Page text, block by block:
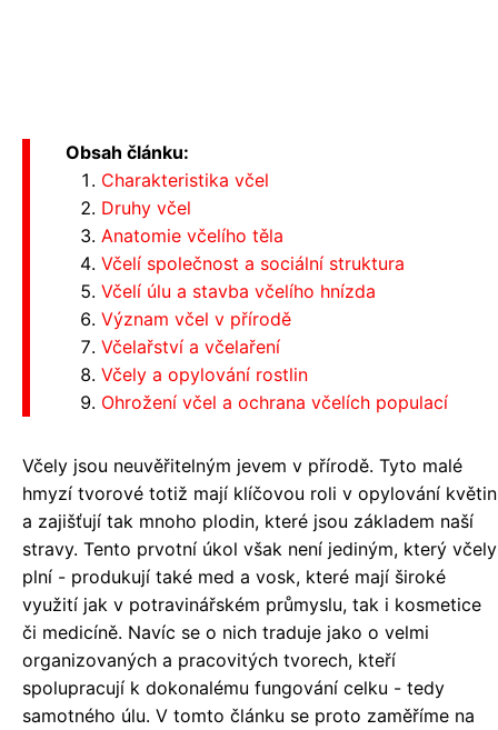
Obsah článku:
Charakteristika včel
Druhy včel
Anatomie včelího těla
Včelí společnost a sociální struktura
Včelí úlu a stavba včelího hnízda
Význam včel v přírodě
Včelařství a včelaření
Včely a opylování rostlin
Ohrožení včel a ochrana včelích populací
Včely jsou neuvěřitelným jevem v přírodě. Tyto malé
hmyzí tvorové totiž mají klíčovou roli v opylování květin
a zajišťují tak mnoho plodin, které jsou základem naší
stravy. Tento prvotní úkol však není jediným, který včely
plní - produkují také med a vosk, které mají široké
využití jak v potravinářském průmyslu, tak i kosmetice
či medicíně. Navíc se o nich traduje jako o velmi
organizovaných a pracovitých tvorech, kteří
spolupracují k dokonalému fungování celku - tedy
samotného úlu. V tomto článku se proto zaměříme na